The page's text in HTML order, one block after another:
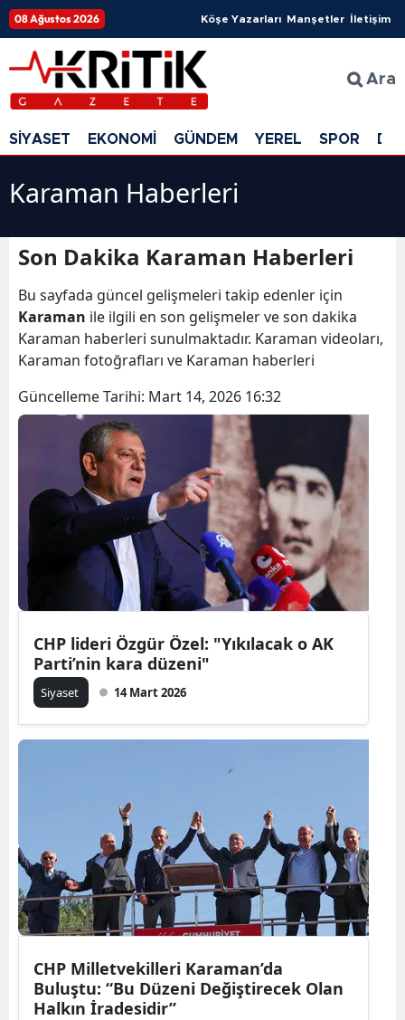
08 Ağustos 2026 Köşe Yazarları Manşetler İletişim
Ara
SİYASET EKONOMİ GÜNDEM YEREL SPOR
Karaman Haberleri
Son Dakika Karaman Haberleri
Bu sayfada güncel gelişmeleri takip edenler için
Karaman ile ilgili en son gelişmeler ve son dakika
Karaman haberleri sunulmaktadır. Karaman videoları,
Karaman fotoğrafları ve Karaman haberleri
Güncelleme Tarihi: Mart 14, 2026 16:32
CHP lideri Özgür Özel: "Yıkılacak o AK
Parti’nin kara düzeni"
Siyaset 14 Mart 2026
CHP Milletvekilleri Karaman’da
Buluştu: “Bu Düzeni Değiştirecek Olan
Halkın İradesidir”